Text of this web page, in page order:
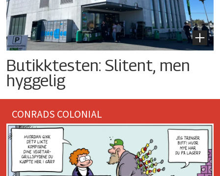
Butikktesten: Slitent, men
hyggelig
CONRADS COLONIAL